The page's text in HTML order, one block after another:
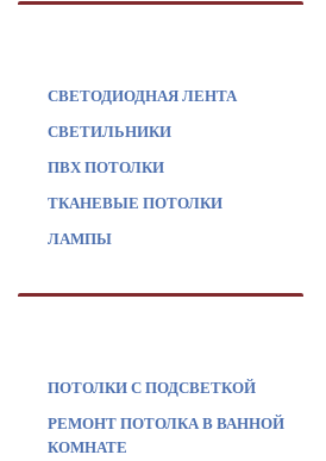
СВЕТОДИОДНАЯ ЛЕНТА
СВЕТИЛЬНИКИ
ПВХ ПОТОЛКИ
ТКАНЕВЫЕ ПОТОЛКИ
ЛАМПЫ
ПОТОЛКИ С ПОДСВЕТКОЙ
РЕМОНТ ПОТОЛКА В ВАННОЙ
КОМНАТЕ